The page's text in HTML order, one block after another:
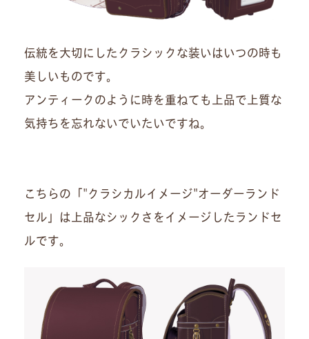
伝統を大切にしたクラシックな装いはいつの時も
美しいものです。
アンティークのように時を重ねても上品で上質な
気持ちを忘れないでいたいですね。
こちらの「"クラシカルイメージ"オーダーランド
セル」は上品なシックさをイメージしたランドセ
ルです。